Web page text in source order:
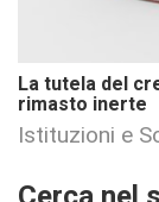
La tutela del
rimasto inerte
Istituzioni e